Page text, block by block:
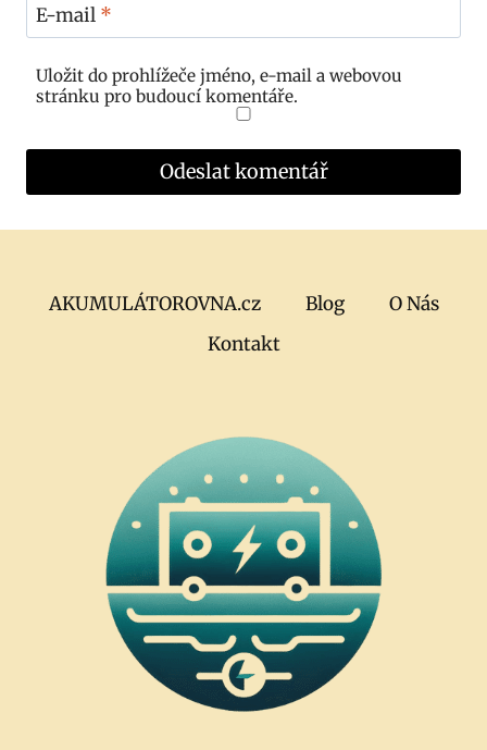
E-mail *
Uložit do prohlížeče jméno, e-mail a webovou
stránku pro budoucí komentáře.
AKUMULÁTOROVNA.cz Blog
O Nás
Kontakt